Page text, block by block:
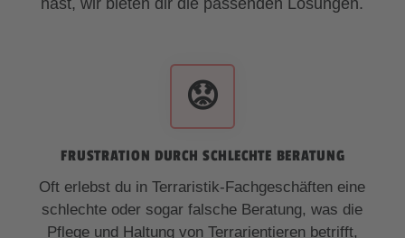
hast, wir bieten dir die passenden Lösungen.
😟
FRUSTRATION DURCH SCHLECHTE BERATUNG
Oft erlebst du in Terraristik-Fachgeschäften eine
schlechte oder sogar falsche Beratung, was die
Pflege und Haltung von Terrarientieren betrifft,